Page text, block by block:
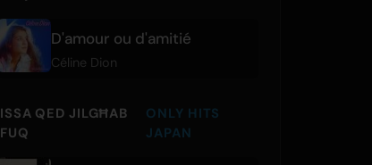
D'amour ou d'amitié
Céline Dion
ISSA QED JILGĦAB
FUQ
ONLY HITS
JAPAN